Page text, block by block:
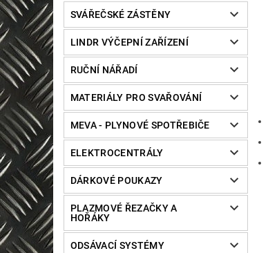
SVÁŘEČSKÉ ZÁSTĚNY
LINDR VÝČEPNÍ ZAŘÍZENÍ
RUČNÍ NÁŘADÍ
MATERIÁLY PRO SVAŘOVÁNÍ
MEVA - PLYNOVÉ SPOTŘEBIČE
ELEKTROCENTRÁLY
DÁRKOVÉ POUKAZY
PLAZMOVÉ ŘEZAČKY A
HOŘÁKY
ODSÁVACÍ SYSTÉMY